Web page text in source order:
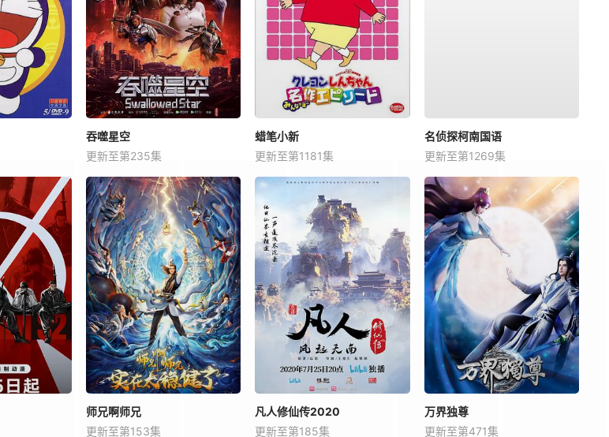
吞噬星空
更新至第235集
蜡笔小新
更新至第1181集
名侦探柯南国语
更新至第1269集
师兄啊师兄
更新至第153集
凡人修仙传2020
更新至第185集
万界独尊
更新至第471集